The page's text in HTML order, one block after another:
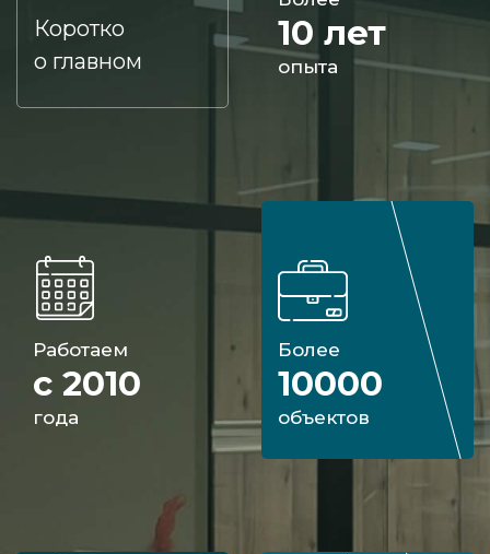
Коротко
о главном
10 лет
опыта
Работаем
с 2010
года
Более
10000
объектов